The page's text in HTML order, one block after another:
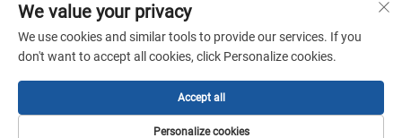
https://www.jinenplastic.com/projects
https://www.jinenplastic.com/news
https://www.jinenplastic.com/contact-us
Inscrivez-vous pour recevoir notre newsletter hebdomadaire
ENVOYER
We value your privacy
We use cookies and similar tools to provide our services. If you
don't want to accept all cookies, click Personalize cookies.
Personalize cookies
Accept all